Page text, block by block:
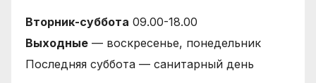
Вторник-суббота 09.00-18.00
Выходные — воскресенье, понедельник
Последняя суббота — санитарный день